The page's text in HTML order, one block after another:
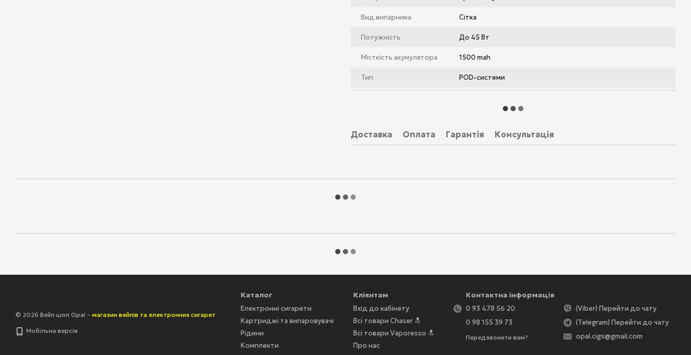
Вид випарника Сітка
Потужність До 45 Вт
Місткість акумулятора 1500 mah
Тип POD-системи
Доставка Оплата Гарантія Консультація
© 2026 Вейп шоп Opal – магазин вейпів та електронних сигарет.
Мобільна версія
Каталог
Електронні сигарети
Картриджі та випаровувачі
Рідини
Комплекти
Клієнтам
Вхід до кабінету
Всі товари Chaser 🔝
Всі товари Vaporesso 🔝
Про нас
Контактна інформація
0 93 478 56 20
0 98 155 39 73
Передзвонити вам?
(Viber) Перейти до чату
(Telegram) Перейти до чату
opal.cigs@gmail.com